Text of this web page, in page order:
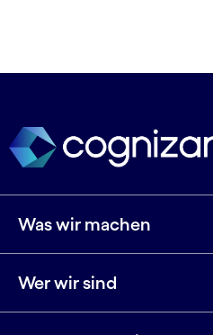
Was wir machen
Wer wir sind